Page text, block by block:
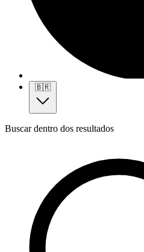
🇧🇷
Buscar dentro dos resultados